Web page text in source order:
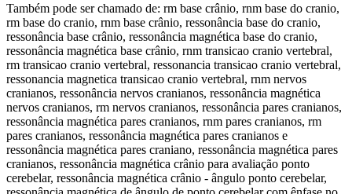
Também pode ser chamado de: rm base crânio, rnm base do cranio,
rm base do cranio, rnm base crânio, ressonância base do cranio,
ressonância base crânio, ressonância magnética base do cranio,
ressonância magnética base crânio, rnm transicao cranio vertebral,
rm transicao cranio vertebral, ressonancia transicao cranio vertebral,
ressonancia magnetica transicao cranio vertebral, rnm nervos
cranianos, ressonância nervos cranianos, ressonância magnética
nervos cranianos, rm nervos cranianos, ressonância pares cranianos,
ressonância magnética pares cranianos, rnm pares cranianos, rm
pares cranianos, ressonância magnética pares cranianos e
ressonância magnética pares craniano, ressonância magnética pares
cranianos, ressonância magnética crânio para avaliação ponto
cerebelar, ressonância magnética crânio - ângulo ponto cerebelar,